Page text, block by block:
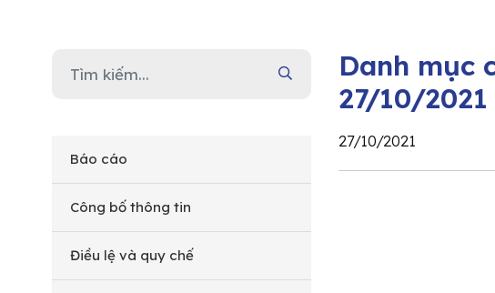
Báo cáo
Công bố thông tin
Điều lệ và quy chế
Danh mục
27/10/2021
27/10/2021